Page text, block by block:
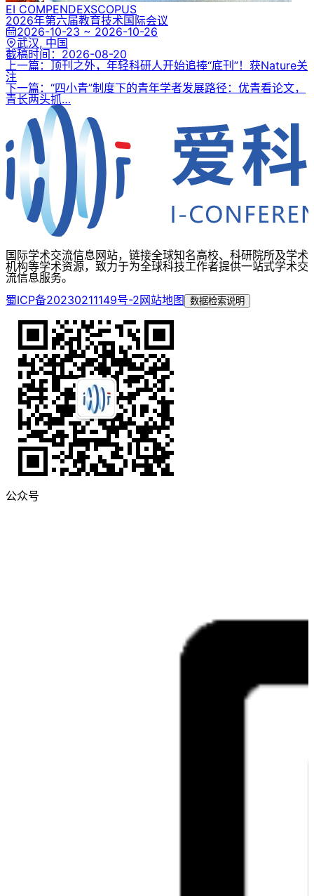
EI COMPENDEXSCOPUS
2026年第六届教育技术国际会议
2026-10-23 ~ 2026-10-26
武汉, 中国
截稿时间： 2026-08-20
上一篇：顶刊之外，年轻科研人开始追捧“底刊”！获Nature关
注
下一篇：“四小青”制度下的青年学者发展路径：优青看论文，
青长两头抓…
国际学术交流信息网站，链接全球知名高校、科研院所及学术
机构等学术资源，致力于为全球科技工作者提供一站式学术交
流信息服务。
蜀ICP备20230211149号-2网站地图 数据检索说明
公众号